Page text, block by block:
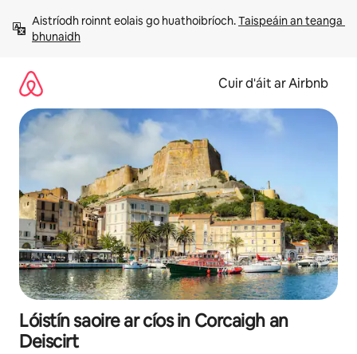
chuig
ábhar
Aistríodh roinnt eolais go huathoibríoch. Taispeáin an teanga
bhunaidh
Cuir d'áit ar Airbnb
Lóistín saoire ar cíos in Corcaigh an
Deiscirt